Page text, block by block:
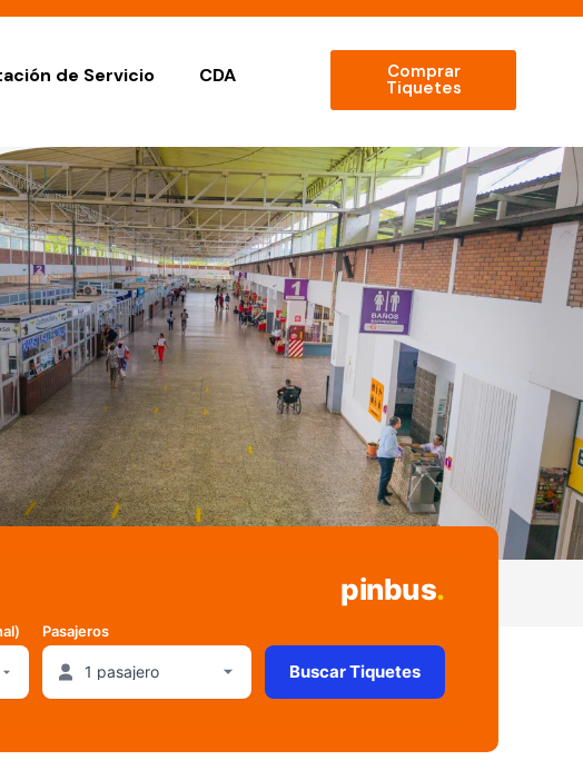
de Servicio CDA Comprar
Tiquetes
pinbus.
Pasajeros
Buscar Tiquetes